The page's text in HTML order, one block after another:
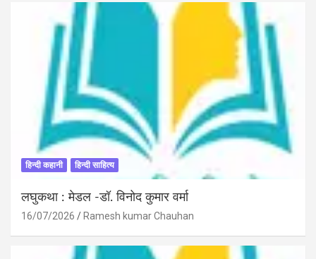
हिन्दी कहानी हिन्दी साहित्य
लघुकथा : मेडल -डॉ. विनोद कुमार वर्मा
16/07/2026 Ramesh kumar Chauhan